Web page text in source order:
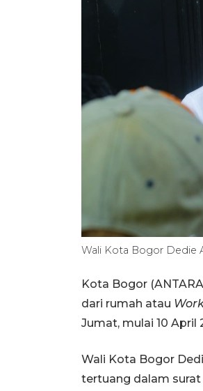
Wali Kota Bogor Dedie
Kota Bogor
dari rumah atau
Jumat, mulai 10 April
Wali Kota Bogor
tertuang dalam